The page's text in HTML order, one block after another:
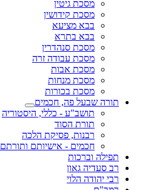
מסכת גיטין
מסכת קידושין
בבא מציעא
בבא בתרא
מסכת סנהדרין
מסכת עבודה זרה
מסכת אבות
מסכת מנחות
מסכת בכורות
תורה שבעל פה, חכמים
תושב"ע - כללי, היסטוריה
תורת הסוד
רבנות, פסיקת הלכה
חכמים - אישיותם ותורתם
תפילה וברכות
רב סעדיה גאון
רבי יהודה הלוי